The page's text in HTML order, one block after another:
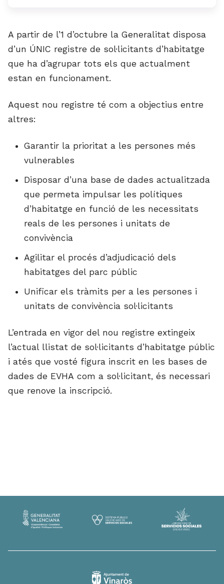
A partir de l’1 d’octubre la Generalitat disposa
d’un ÚNIC registre de sol·licitants d’habitatge
que ha d’agrupar tots els que actualment
estan en funcionament.
Aquest nou registre té com a objectius entre
altres:
Garantir la prioritat a les persones més
vulnerables
Disposar d’una base de dades actualitzada
que permeta impulsar les polítiques
d’habitatge en funció de les necessitats
reals de les persones i unitats de
convivència
Agilitar el procés d’adjudicació dels
habitatges del parc públic
Unificar els tràmits per a les persones i
unitats de convivència sol·licitants
L’entrada en vigor del nou registre extingeix
l’actual llistat de sol·licitants d’habitatge públic
i atés que vosté figura inscrit en les bases de
dades de EVHA com a sol·licitant, és necessari
que renove la inscripció.